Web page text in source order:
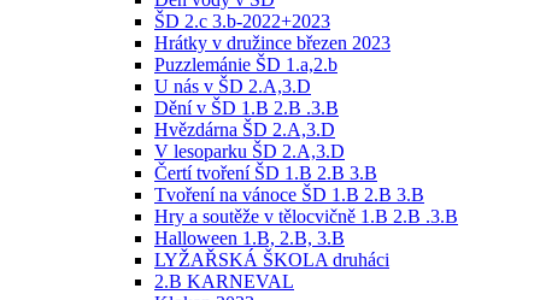
ŠD 2.c 3.b-2022+2023
Hrátky v družince březen 2023
Puzzlemánie ŠD 1.a,2.b
U nás v ŠD 2.A,3.D
Dění v ŠD 1.B 2.B .3.B
Hvězdárna ŠD 2.A,3.D
V lesoparku ŠD 2.A,3.D
Čertí tvoření ŠD 1.B 2.B 3.B
Tvoření na vánoce ŠD 1.B 2.B 3.B
Hry a soutěže v tělocvičně 1.B 2.B .3.B
Halloween 1.B, 2.B, 3.B
LYŽAŘSKÁ ŠKOLA druháci
2.B KARNEVAL